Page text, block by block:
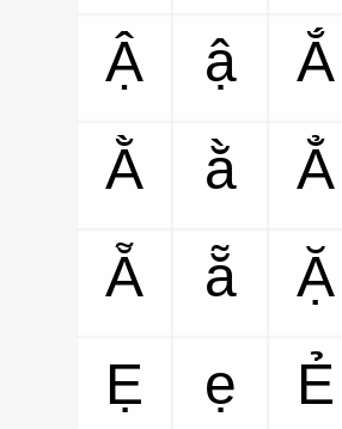
Ậ
ậ Ắ
Ằ
ằ Ẳ
Ẵ
ẵ Ặ
Ẹ
ẹ Ẻ